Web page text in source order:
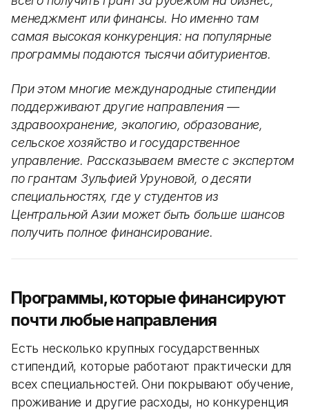
менеджмент или финансы. Но именно там
самая высокая конкуренция: на популярные
программы подаются тысячи абитуриентов.
При этом многие международные стипендии
поддерживают другие направления —
здравоохранение, экологию, образование,
сельское хозяйство и государственное
управление. Рассказываем вместе с экспертом
по грантам Зульфией Уруновой, о десяти
специальностях, где у студентов из
Центральной Азии может быть больше шансов
получить полное финансирование.
Программы, которые финансируют
почти любые направления
Есть несколько крупных государственных
стипендий, которые работают практически для
всех специальностей. Они покрывают обучение,
проживание и другие расходы, но конкуренция